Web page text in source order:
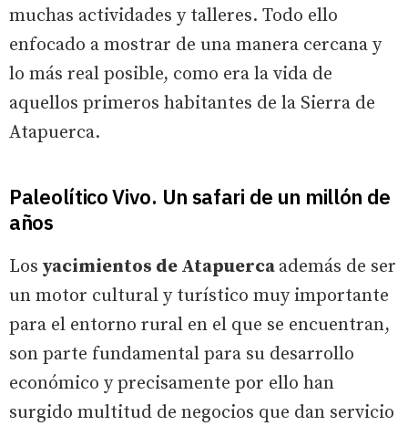
muchas actividades y talleres. Todo ello
enfocado a mostrar de una manera cercana y
lo más real posible, como era la vida de
aquellos primeros habitantes de la Sierra de
Atapuerca.
Paleolítico Vivo. Un safari de un millón de
años
Los yacimientos de Atapuercaademás de ser
un motor cultural y turístico muy importante
para el entorno rural en el que se encuentran,
son parte fundamental para su desarrollo
económico y precisamente por ello han
surgido multitud de negocios que dan servicio